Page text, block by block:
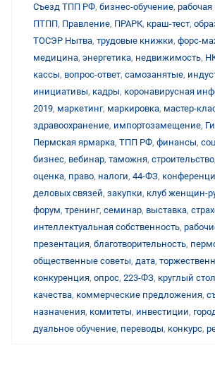
Съезд ТПП РФ, бизнес-обучение, рабочая
ПТПП, Правление, ПРАРК, краш-тест,
ТОСЭР Нытва, трудовые книжки, форс-
медицина, энергетика, недвижимость,
кассы, вопрос-ответ, самозанятые,
инициативы, кадры, коронавирусная
2019, маркетинг, маркировка, мастер-
здравоохранение, импортозамещение,
Пермская ярмарка, ТПП РФ, финансы,
бизнес, вебинар, таможня, строительство
оценка, право, налоги, 44-ФЗ,
деловых связей, закупки, клуб женщин-
форум, тренинг, семинар, выставка,
интеллектуальная собственность,
презентация, благотворительность,
общественные советы, дата,
конкуренция, опрос, 223-ФЗ, круглый стол
качества, коммерческие предложения,
назначения, комитеты, инвестиции,
дуальное обучение, переводы, конкурс,